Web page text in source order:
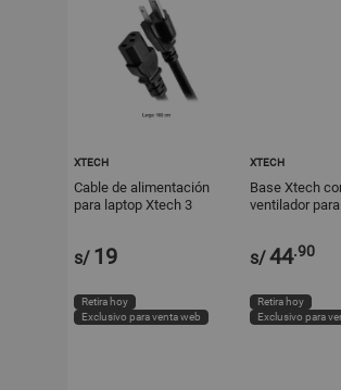
XTECH
Cable de alimentación
para laptop Xtech 3
s/ 19
Retira hoy
Exclusivo para venta web
XTECH
Base Xtech
ventilador
s/44.90
Retira hoy
Exclusivo para